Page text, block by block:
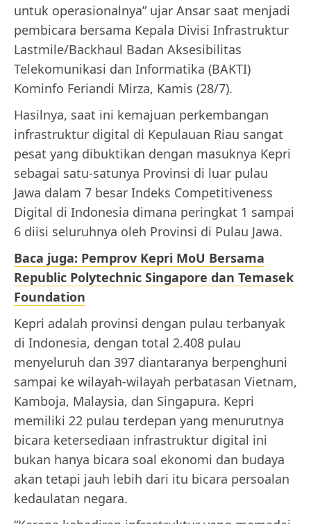
untuk operasionalnya” ujar Ansar saat menjadi
pembicara bersama Kepala Divisi Infrastruktur
Lastmile/Backhaul Badan Aksesibilitas
Telekomunikasi dan Informatika (BAKTI)
Kominfo Feriandi Mirza, Kamis (28/7).
Hasilnya, saat ini kemajuan perkembangan
infrastruktur digital di Kepulauan Riau sangat
pesat yang dibuktikan dengan masuknya Kepri
sebagai satu-satunya Provinsi di luar pulau
Jawa dalam 7 besar Indeks Competitiveness
Digital di Indonesia dimana peringkat 1 sampai
6 diisi seluruhnya oleh Provinsi di Pulau Jawa.
Baca juga: Pemprov Kepri MoU Bersama
Republic Polytechnic Singapore dan Temasek
Foundation
Kepri adalah provinsi dengan pulau terbanyak
di Indonesia, dengan total 2.408 pulau
menyeluruh dan 397 diantaranya berpenghuni
sampai ke wilayah-wilayah perbatasan Vietnam,
Kamboja, Malaysia, dan Singapura. Kepri
memiliki 22 pulau terdepan yang menurutnya
bicara ketersediaan infrastruktur digital ini
bukan hanya bicara soal ekonomi dan budaya
akan tetapi jauh lebih dari itu bicara persoalan
kedaulatan negara.